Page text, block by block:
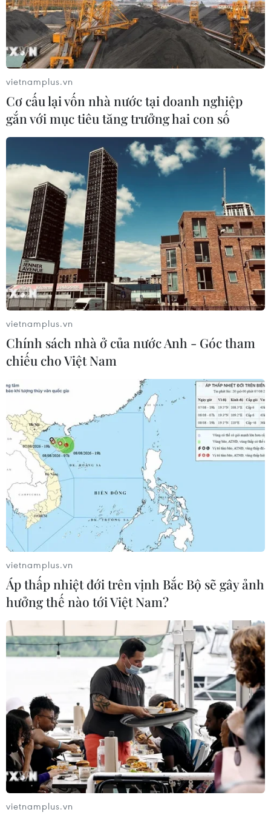
Đến năm 2030, Việt Nam làm chủ ít
nhất 4 công nghệ chiến lược
06/08/2026 12:58
Trung Quốc vận hành giàn phát điện
gió nổi đầu tiên chịu được bão cấp 17
Cao điểm "100 ngày chuyển đổi số":
Chuyển động từ cơ sở
06/08/2026 09:48
Israel và Việt Nam hợp tác trong
ngành bán dẫn và công nghệ cao
06/08/2026 09:40
Meta tung công cụ AI lập trình tự
động cho nhà phát triển
Doanh thu AI của Microsoft phụ
thuộc phần lớn vào đối tác OpenAI
06/08/2026 06:31
Tây Ninh: Tạo điều kiện hình thành
doanh nghiệp công nghệ chiến lược
06/08/2026 04:45
Việt Nam hướng tới làm
chủ 10 công nghệ lõi vào năm 2030
06/08/2026 04:38
Ngày An ninh mạng Việt Nam: Kiến
tạo không gian mạng an toàn, nhân
văn
06/08/2026 02:49
Thủ tướng Lê Minh Hưng
vietnamplus.vn
Cơ cấu lại vốn nhà nước tại doanh nghiệp
gắn với mục tiêu tăng trưởng hai con số
vietnamplus.vn
Chính sách nhà ở của nước Anh - Góc tham
chiếu cho Việt Nam
vietnamplus.vn
Áp thấp nhiệt đới trên vịnh Bắc Bộ sẽ gây ảnh
hưởng thế nào tới Việt Nam?
vietnamplus.vn